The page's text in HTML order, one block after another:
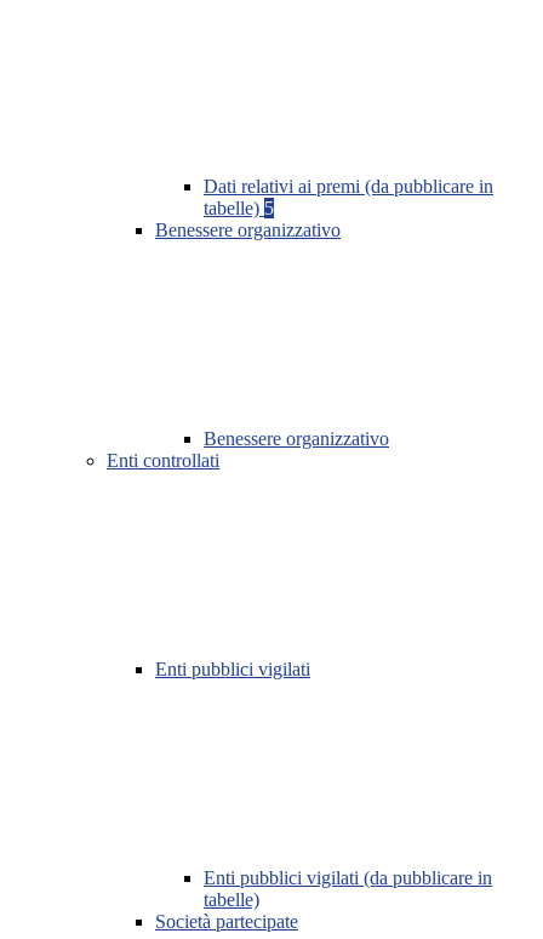
Dati relativi ai premi (da pubblicare in
tabelle) 5
Benessere organizzativo
Benessere organizzativo
Enti controllati
Enti pubblici vigilati
Enti pubblici vigilati (da pubblicare in
tabelle)
Società partecipate